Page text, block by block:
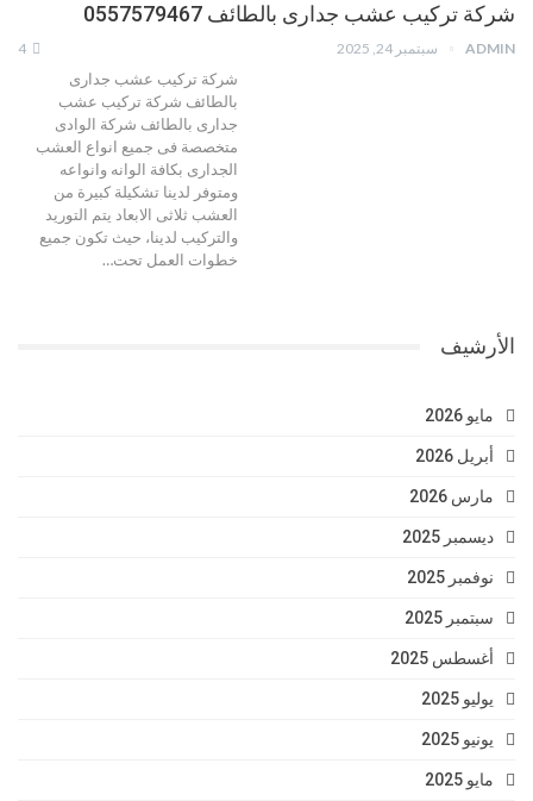
شركة تركيب عشب جدارى بالطائف 0557579467
ADMIN سبتمبر 24, 2025
شركة تركيب عشب جدارى
بالطائف شركة تركيب عشب
جدارى بالطائف شركة الوادى
متخصصة فى جميع انواع العشب
الجدارى بكافة الوانه وانواعه
ومتوفر لدينا تشكيلة كبيرة من
العشب ثلاثى الابعاد يتم التوريد
والتركيب لدينا، حيث تكون جميع
خطوات العمل تحت…
الأرشيف
مايو 2026
أبريل 2026
مارس 2026
ديسمبر 2025
نوفمبر 2025
سبتمبر 2025
أغسطس 2025
يوليو 2025
يونيو 2025
مايو 2025